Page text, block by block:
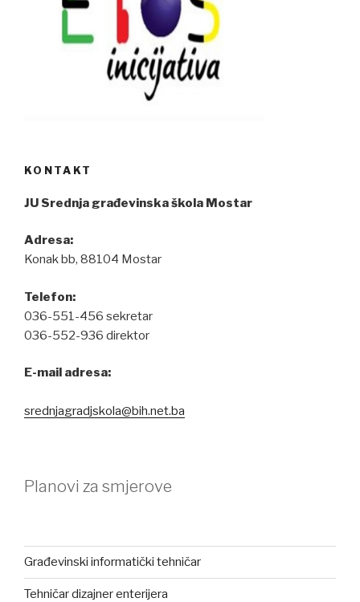
KONTAKT
JU Srednja građevinska škola Mostar
Adresa:
Konak bb, 88104 Mostar
Telefon:
036-551-456 sekretar
036-552-936 direktor
E-mail adresa:
srednjagradjskola@bih.net.ba
Planovi za smjerove
Građevinski informatički tehničar
Tehničar dizajner enterijera